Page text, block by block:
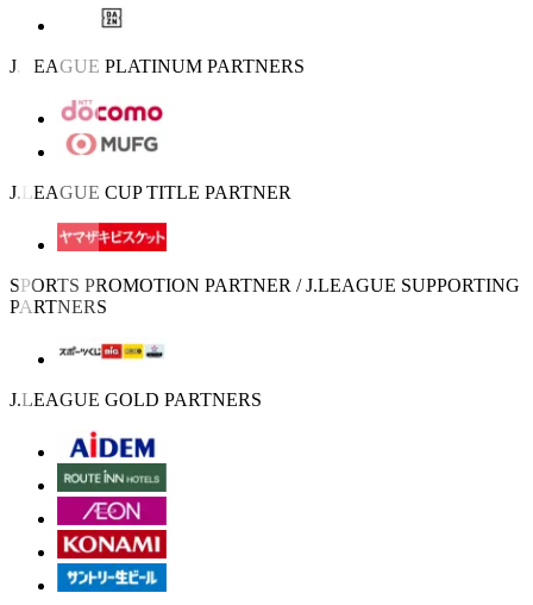
J.LEAGUE PLATINUM PARTNERS
J.LEAGUE CUP TITLE PARTNER
SPORTS PROMOTION PARTNER / J.LEAGUE SUPPORTING
PARTNERS
J.LEAGUE GOLD PARTNERS